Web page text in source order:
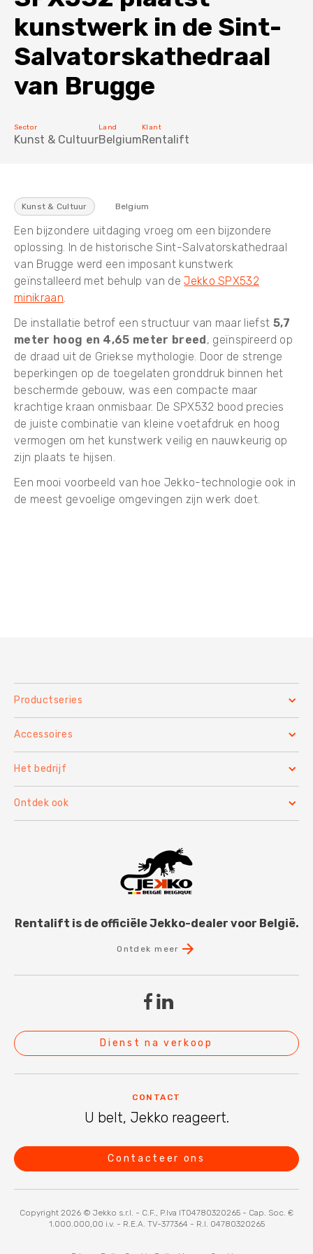
Mini vrachtwagenkraan TRX
van een Jekko-minikraan.
kunstwerk in de Sint-
Salvatorskathedraal
van Brugge
Sector
Kunst & Cultuur
Land
Belgium
Klant
Rentalift
Kunst & Cultuur Belgium
Een bijzondere uitdaging vroeg om een bijzondere
oplossing. In de historische Sint-Salvatorskathedraal
van Brugge werd een imposant kunstwerk
geïnstalleerd met behulp van deJekko SPX532
minikraan.
De installatie betrof een structuur van maar liefst 5,7
meter hoog en 4,65 meter breed , geïnspireerd op
de draad uit de Griekse mythologie. Door de strenge
beperkingen op de toegelaten gronddruk binnen het
beschermde gebouw, was een compacte maar
krachtige kraan onmisbaar. De SPX532 bood precies
de juiste combinatie van kleine voetafdruk en hoog
vermogen om het kunstwerk veilig en nauwkeurig op
zijn plaats te hijsen.
Een mooi voorbeeld van hoe Jekko-technologie ook in
de meest gevoelige omgevingen zijn werk doet.
Productseries
Accessoires
Het bedrijf
Ontdek ook
Rentalift is de officiële Jekko-dealer voor België.
Ontdek meer
Dienst na verkoop
CONTACT
U belt, Jekko reageert.
Contacteer ons
Copyright 2026 © Jekko s.r.l. - C.F., P.Iva IT04780320265 - Cap. Soc. €
1.000.000,00 i.v. - R.E.A. TV-377364 - R.I. 04780320265